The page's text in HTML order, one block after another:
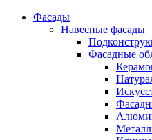
Фасады
Навесные фасады
Фасадные